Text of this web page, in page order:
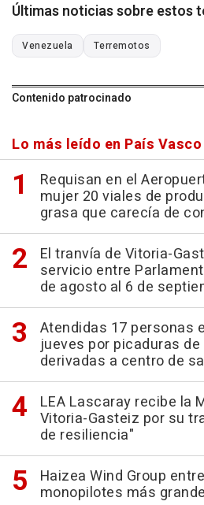
Últimas noticias sobre estos
Venezuela Terremotos
Contenido patrocinado
Lo más leído en País Vasco
Requisan en el
mujer 20 viales de
grasa que carecía de
El tranvía de Vitoria-
servicio entre
de agosto al 6 de
Atendidas 17 personas
jueves por picaduras
derivadas a centro de
LEA Lascaray recibe la
Vitoria-Gasteiz por su
de resiliencia"
Haizea Wind Group
monopilotes más